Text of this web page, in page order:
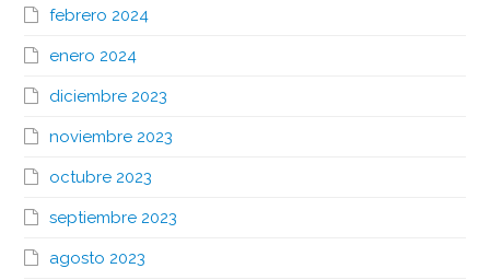
febrero 2024
enero 2024
diciembre 2023
noviembre 2023
octubre 2023
septiembre 2023
agosto 2023